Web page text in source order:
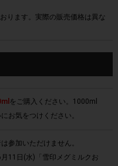
ります。実際の販売価格は異な
をご購入ください。1000ml
お気をつけください。
参加いただけません。
11日(水)「雪印メグミルクお